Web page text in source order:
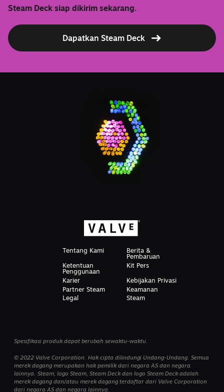
Steam Deck siap dikirim sekarang.
Dapatkan Steam Deck
Tentang Kami Berita &
Pembaruan
Ketentuan
Penggunaan
Kit Pers
Karier
Kebijakan Privasi
Partner Steam
Keamanan
Legal
Steam
Spesifikasi produk dapat berubah sewaktu-waktu.
© 2022 Valve Corporation. Hak cipta dilindungi Undang-Undang. Semua
merek dagang merupakan hak pemilik dari negara AS dan negara
lainnya. Steam, logo Steam, Steam Deck dan logo Steam Deck adalah
merek dagang dan/atau merek dagang terdaftar dari Valve Corporation
dari negara AS dan negara lainnya.